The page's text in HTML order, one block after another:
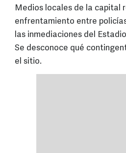
Medios locales de la capital
enfrentamiento entre
las inmediaciones del
Se desconoce qué
el sitio.